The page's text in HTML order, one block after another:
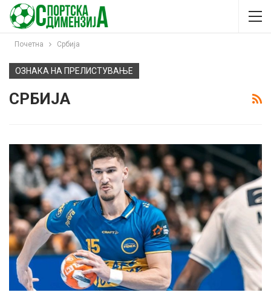
Почетна Србија
ОЗНАКА НА ПРЕЛИСТУВАЊЕ
СРБИЈА